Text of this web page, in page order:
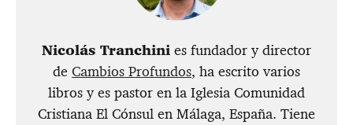
Nicolás Tranchini es fundador y director
de Cambios Profundos, ha escrito varios
libros y es pastor en la Iglesia Comunidad
Cristiana El Cónsul en Málaga, España. Tiene